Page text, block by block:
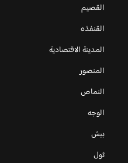
القصيم
القنفذه
المدينة الاقتصادية
المنصور
النماص
الوجه
بيش
ثول